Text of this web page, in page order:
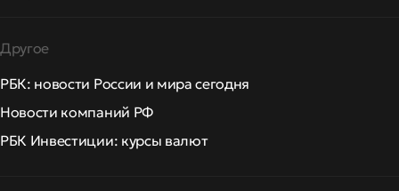
Другое
РБК: новости России и мира сегодня
Новости компаний РФ
РБК Инвестиции: курсы валют